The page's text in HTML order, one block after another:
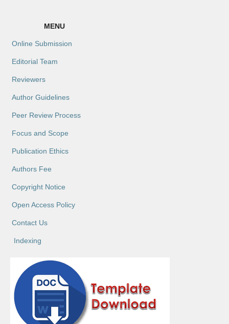
MENU
Online Submission
Editorial Team
Reviewers
Author Guidelines
Peer Review Process
Focus and Scope
Publication Ethics
Authors Fee
Copyright Notice
Open Access Policy
Contact Us
Indexing